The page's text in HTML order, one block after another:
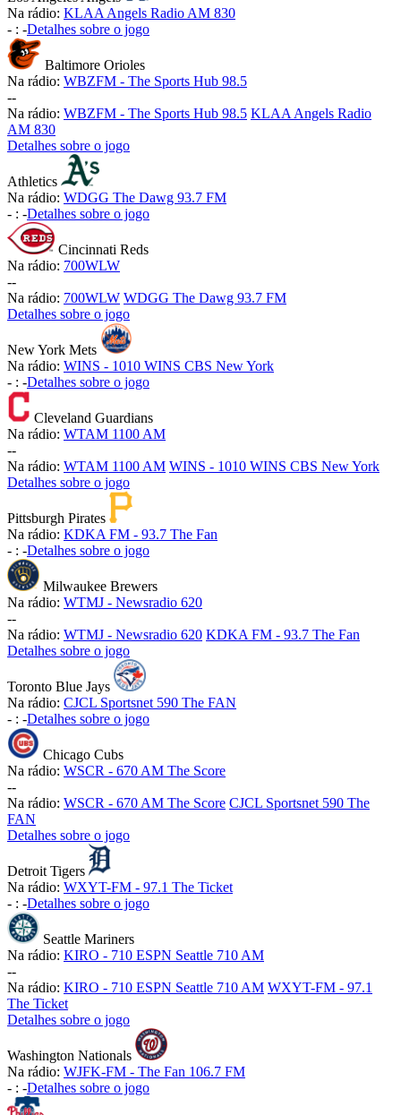
Na rádio: KLAA Angels Radio AM 830
- : -Detalhes sobre o jogo
Baltimore Orioles
Na rádio: WBZFM - The Sports Hub 98.5
--
Na rádio: WBZFM - The Sports Hub 98.5 KLAA Angels Radio
AM 830
Detalhes sobre o jogo
Athletics
Na rádio: WDGG The Dawg 93.7 FM
- : -Detalhes sobre o jogo
Cincinnati Reds
Na rádio: 700WLW
--
Na rádio: 700WLW WDGG The Dawg 93.7 FM
Detalhes sobre o jogo
New York Mets
Na rádio: WINS - 1010 WINS CBS New York
- : -Detalhes sobre o jogo
Cleveland Guardians
Na rádio: WTAM 1100 AM
--
Na rádio: WTAM 1100 AM WINS - 1010 WINS CBS New York
Detalhes sobre o jogo
Pittsburgh Pirates
Na rádio: KDKA FM - 93.7 The Fan
- : -Detalhes sobre o jogo
Milwaukee Brewers
Na rádio: WTMJ - Newsradio 620
--
Na rádio: WTMJ - Newsradio 620 KDKA FM - 93.7 The Fan
Detalhes sobre o jogo
Toronto Blue Jays
Na rádio: CJCL Sportsnet 590 The FAN
- : -Detalhes sobre o jogo
Chicago Cubs
Na rádio: WSCR - 670 AM The Score
--
Na rádio: WSCR - 670 AM The Score CJCL Sportsnet 590 The
FAN
Detalhes sobre o jogo
Detroit Tigers
Na rádio: WXYT-FM - 97.1 The Ticket
- : -Detalhes sobre o jogo
Seattle Mariners
Na rádio: KIRO - 710 ESPN Seattle 710 AM
--
Na rádio: KIRO - 710 ESPN Seattle 710 AM WXYT-FM - 97.1
The Ticket
Detalhes sobre o jogo
Washington Nationals
Na rádio: WJFK-FM - The Fan 106.7 FM
- : -Detalhes sobre o jogo